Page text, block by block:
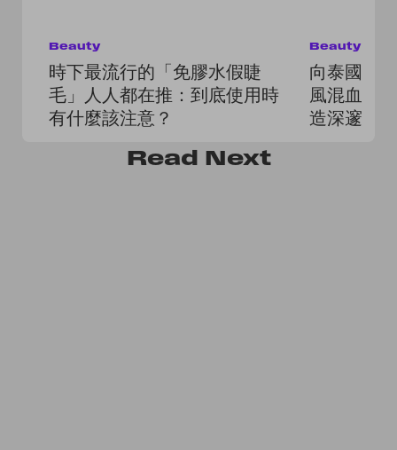
Beauty
時下最流行的「免膠水假睫
毛」人人都在推：到底使用時
有什麼該注意？
Beauty
向泰國女
風混血妝
造深邃輪
Read Next